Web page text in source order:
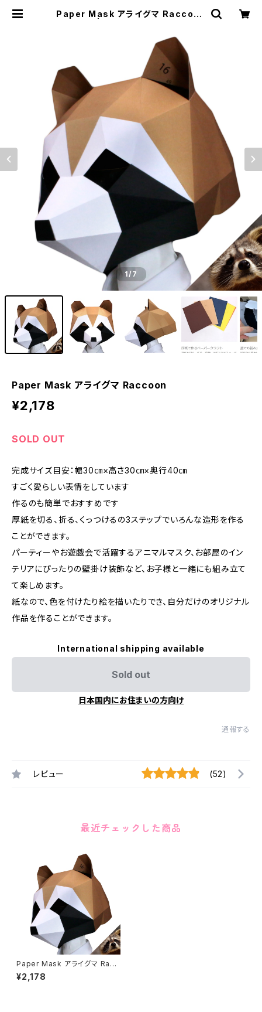
Paper Mask アライグマ Raccoon
1/7
Paper Mask アライグマ Raccoon
¥2,178
SOLD OUT
完成サイズ目安：幅30㎝×高さ30㎝×奥行40㎝
すごく愛らしい表情をしています
作るのも簡単でおすすめです
厚紙を切る、折る、くっつけるの3ステップでいろんな造形を作る
ことができます。
パーティーやお遊戯会で活躍するアニマルマスク、お部屋のイン
テリアにぴったりの壁掛け装飾など、お子様と一緒にも組み立て
て楽しめます。
紙なので、色を付けたり絵を描いたりでき、自分だけのオリジナル
作品を作ることができます。
International shipping available
Sold out
日本国内にお住まいの方向け
通報する
レビュー (52)
最近チェックした商品
Paper Mask アライグマ Racc
oon
¥2,178